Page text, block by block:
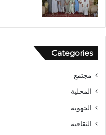
Categories
مجتمع
المحلية
الجهوية
الثقافية